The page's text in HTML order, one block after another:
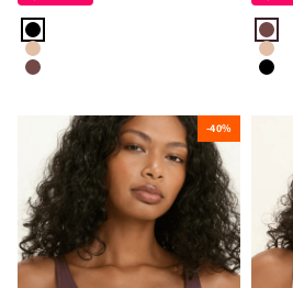
-40%